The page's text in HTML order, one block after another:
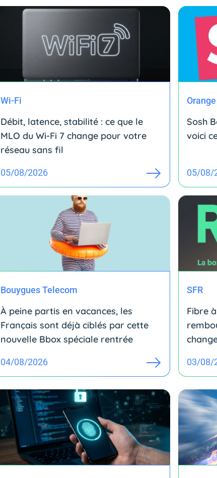
Wi-Fi
Débit, latence, stabilité : ce que le
MLO du Wi-Fi 7 change pour votre
réseau sans fil
05/08/2026
Orange
Sosh
voici
05/08/
Bouygues Telecom
À peine partis en vacances, les
Français sont déjà ciblés par cette
nouvelle Bbox spéciale rentrée
04/08/2026
SFR
Fibre
03/08/